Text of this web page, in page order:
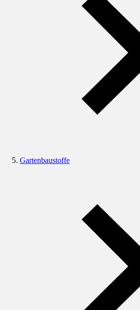
Gartenbaustoffe